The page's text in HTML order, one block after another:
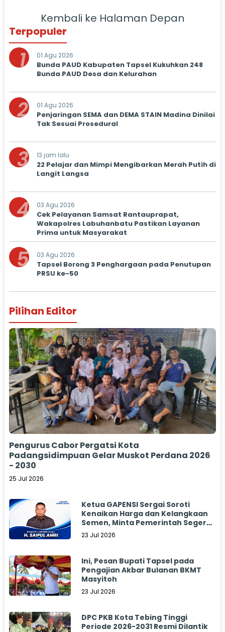
Kembali ke Halaman Depan
Terpopuler
1 01 Agu 2026
Bunda PAUD Kabupaten Tapsel Kukuhkan 248
Bunda PAUD Desa dan Kelurahan
2 01 Agu 2026
Penjaringan SEMA dan DEMA STAIN Madina Dinilai
Tak Sesuai Prosedural
3 13 jam lalu
22 Pelajar dan Mimpi Mengibarkan Merah Putih di
Langit Langsa
4 03 Agu 2026
Cek Pelayanan Samsat Rantauprapat,
Wakapolres Labuhanbatu Pastikan Layanan
Prima untuk Masyarakat
5 03 Agu 2026
Tapsel Borong 3 Penghargaan pada Penutupan
PRSU ke-50
Pilihan Editor
Pengurus Cabor Pergatsi Kota
Padangsidimpuan Gelar Muskot Perdana 2026
- 2030
25 Jul 2026
Ketua GAPENSI Sergai Soroti
Kenaikan Harga dan Kelangkaan
Semen, Minta Pemerintah Segera
Bertindak
23 Jul 2026
Ini, Pesan Bupati Tapsel pada
Pengajian Akbar Bulanan BKMT
Masyitoh
23 Jul 2026
DPC PKB Kota Tebing Tinggi
Periode 2026-2031 Resmi Dilantik